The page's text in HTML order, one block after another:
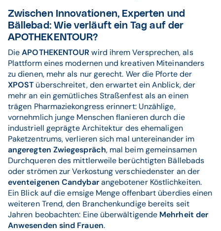
Zwischen Innovationen, Experten und
Bällebad: Wie verläuft ein Tag auf der
APOTHEKENTOUR?
DieAPOTHEKENTOURwird ihrem Versprechen, als
Plattform eines modernen und kreativen Miteinanders
zu dienen, mehr als nur gerecht. Wer die Pforte der
XPOST überschreitet, den erwartet ein Anblick, der
mehr an ein gemütliches Straßenfest als an einen
trägen Pharmaziekongress erinnert: Unzählige,
vornehmlich junge Menschen flanieren durch die
industriell geprägte Architektur des ehemaligen
Paketzentrums, verlieren sich mal untereinander im
angeregten Zwiegespräch, mal beim gemeinsamen
Durchqueren des mittlerweile berüchtigten Bällebads
oder strömen zur Verkostung verschiedenster an der
eventeigenen Candybarangebotener Köstlichkeiten.
Ein Blick auf die emsige Menge offenbart überdies einen
weiteren Trend, den Branchenkundige bereits seit
Jahren beobachten: Eine überwältigende Mehrheit der
Anwesenden sind Frauen.